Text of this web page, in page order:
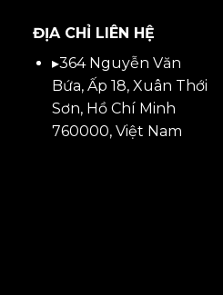
ĐỊA CHỈ LIÊN HỆ
▸364 Nguyễn Văn
Bứa, Ấp 18, Xuân Thới
Sơn, Hồ Chí Minh
760000, Việt Nam